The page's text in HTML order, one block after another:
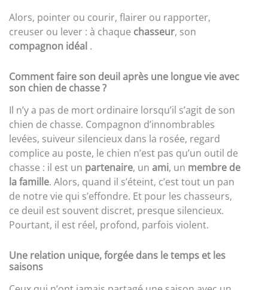
Alors, pointer ou courir, flairer ou rapporter,
creuser ou lever : à chaque chasseur, son
compagnon idéal .
Comment faire son deuil après une longue vie avec
son chien de chasse ?
Il n’y a pas de mort ordinaire lorsqu’il s’agit de son
chien de chasse. Compagnon d’innombrables
levées, suiveur silencieux dans la rosée, regard
complice au poste, le chien n’est pas qu’un outil de
chasse : il est un partenaire, un ami, un membre de
la famille. Alors, quand il s’éteint, c’est tout un pan
de notre vie qui s’effondre. Et pour les chasseurs,
ce deuil est souvent discret, presque silencieux.
Pourtant, il est réel, profond, parfois violent.
Une relation unique, forgée dans le temps et les
saisons